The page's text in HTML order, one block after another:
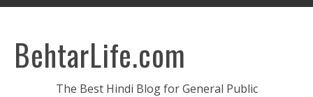
BehtarLife.com
The Best Hindi Blog for General Public